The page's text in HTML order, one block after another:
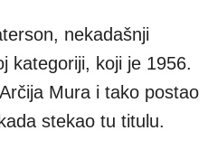
nekadašnji
kategoriji, koji je 1956.
Mura i tako postao
stekao tu titulu.